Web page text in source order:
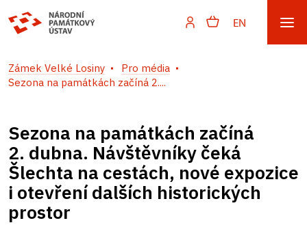
EN
Zámek Velké Losiny
Pro média
Sezona na památkách začíná 2....
Sezona na památkách začíná
2. dubna. Návštěvníky čeká
Šlechta na cestách, nové expozice
i otevření dalších historických
prostor